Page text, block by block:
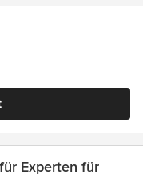
Experten für